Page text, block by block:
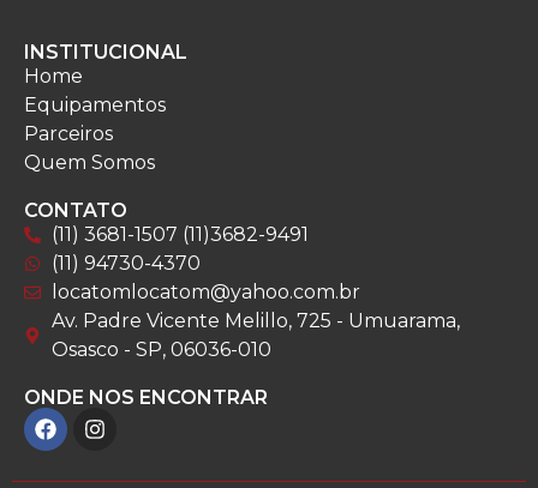
INSTITUCIONAL
Home
Equipamentos
Parceiros
Quem Somos
CONTATO
(11) 3681-1507 (11)3682-9491
(11) 94730-4370
locatomlocatom@yahoo.com.br
Av. Padre Vicente Melillo, 725 - Umuarama,
Osasco - SP, 06036-010
ONDE NOS ENCONTRAR